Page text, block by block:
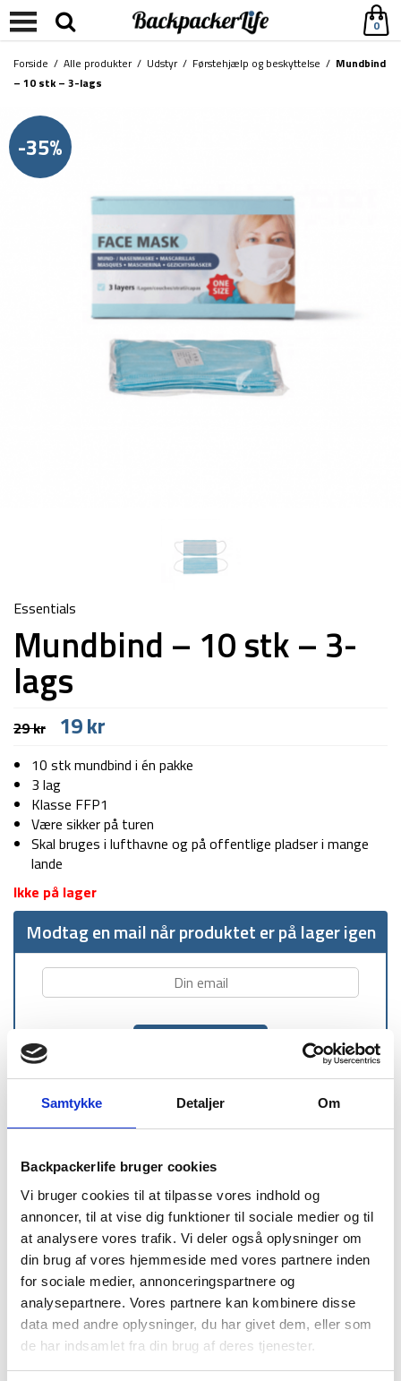
Samtykke Detaljer Om
Backpackerlife bruger cookies
Vi bruger cookies til at tilpasse vores indhold og
annoncer, til at vise dig funktioner til sociale medier og til
at analysere vores trafik. Vi deler også oplysninger om
din brug af vores hjemmeside med vores partnere inden
for sociale medier, annonceringspartnere og
analysepartnere. Vores partnere kan kombinere disse
data med andre oplysninger, du har givet dem, eller som
de har indsamlet fra din brug af deres tjenester.
0
Forside / Alle produkter/ Udstyr/ Førstehjælp og beskyttelse / Mundbind
– 10 stk – 3-lags
-35%
Essentials
Mundbind – 10 stk – 3-
lags
29kr Den
oprindelige
pris
var:
29 kr.
19kr
pris
19 kr.
10 stk mundbind i én pakke
3 lag
Klasse FFP1
Være sikker på turen
Skal bruges i lufthavne og på offentlige pladser i mange
lande
Ikke på lager
Modtag en mail når produktet er på lager igen
BESKRIVELSE BRAND FAQ
Køb 10 stk mundbind. Det er 3-lags mundbind i klasse FFP1.
De kan bruges som ekstra sikkerhed på turen, og er et krav i
mange lufthavne og på offentlige pladser i mange lande. For
eksempel skal der bæres mundbind i danske lufthavne. De 10